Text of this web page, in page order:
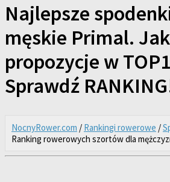
Najlepsze
męskie Primal.
propozycje w
Sprawdź
NocnyRower.com / Rankingi rowerowe /
Ranking rowerowych szortów dla